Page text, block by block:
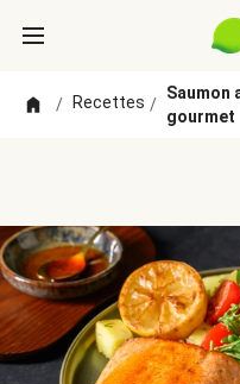
/ Recettes /
Saumon
gourmet